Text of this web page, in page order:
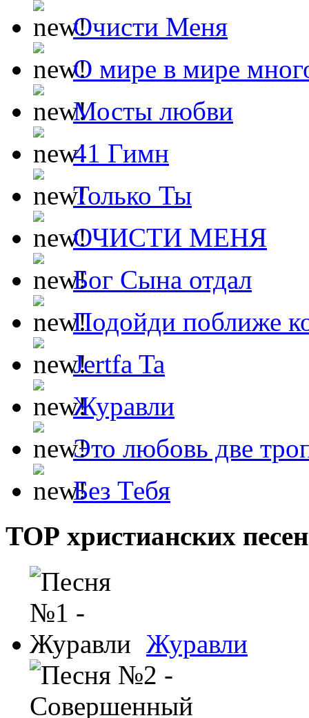
Очисти Меня
О мире в мире
Мосты любви
41 Гимн
Только Ты
ОЧИСТИ МЕНЯ
Бог Сына отдал
Подойди поближе
Jertfa Ta
Журавли
Это любовь две
Без Тебя
ТОР христианских песен
Журавли